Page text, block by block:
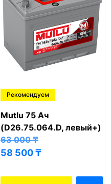
Рекомендуем
Mutlu 75 Ач
(D26.75.064.D, левый+)
63 000₸
58 500₸